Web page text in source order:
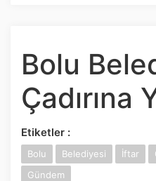
Google Play
Bolu
Çadırına
Etiketler :
Bolu Belediyesi İftar
Gündem